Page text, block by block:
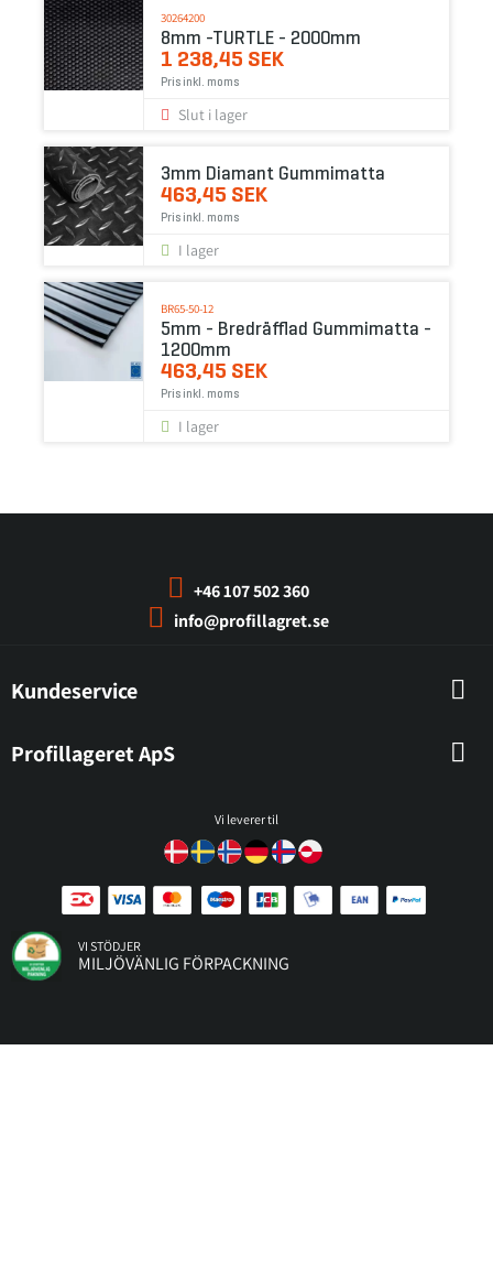
30264200
8mm -TURTLE - 2000mm
1 238,45 SEK
Pris inkl. moms
Slut i lager
3mm Diamant Gummimatta
463,45 SEK
Pris inkl. moms
I lager
BR65-50-12
5mm - Bredräfflad Gummimatta -
1200mm
463,45 SEK
Pris inkl. moms
I lager
+46 107 502 360
info@profillagret.se
Kundeservice
Profillageret ApS
Vi leverer til
VI STÖDJER
MILJÖVÄNLIG FÖRPACKNING